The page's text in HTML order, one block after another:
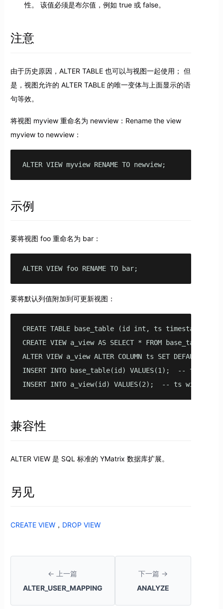
性。 该值必须是布尔值，例如 true 或 false。
注意
由于历史原因，ALTER TABLE 也可以与视图一起使用； 但
是，视图允许的 ALTER TABLE 的唯一变体与上面显示的语
句等效。
将视图 myview 重命名为 newview：Rename the view
myview to newview：
ALTER VIEW myview RENAME TO newview;
示例
要将视图 foo 重命名为 bar：
ALTER VIEW foo RENAME TO bar;
要将默认列值附加到可更新视图：
CREATE TABLE base_table (id int, ts timestamptz);
CREATE VIEW a_view AS SELECT * FROM base_table;
ALTER VIEW a_view ALTER COLUMN ts SET DEFAULT
INSERT INTO base_table(id) VALUES(1);  -- ts will
INSERT INTO a_view(id) VALUES(2);  -- ts will
兼容性
ALTER VIEW 是 SQL 标准的 YMatrix 数据库扩展。
另见
CREATE VIEW， DROP VIEW
← 上一篇
ALTER_USER_MAPPING
下一篇 →
ANALYZE